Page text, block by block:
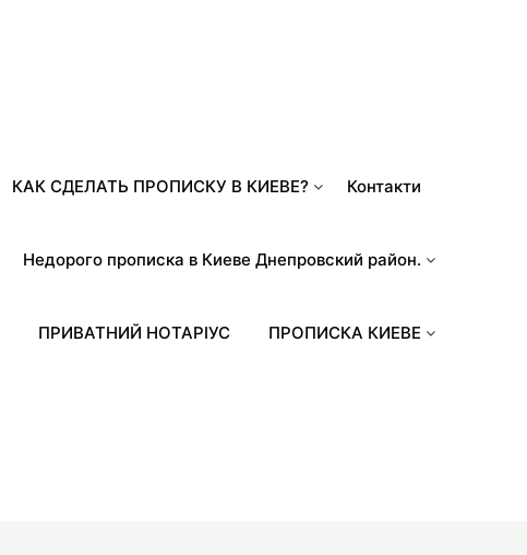
КАК СДЕЛАТЬ ПРОПИСКУ В КИЕВЕ? Контакти
Недорого прописка в Киеве Днепровский район.
ПРИВАТНИЙ НОТАРІУС ПРОПИСКА КИЕВЕ